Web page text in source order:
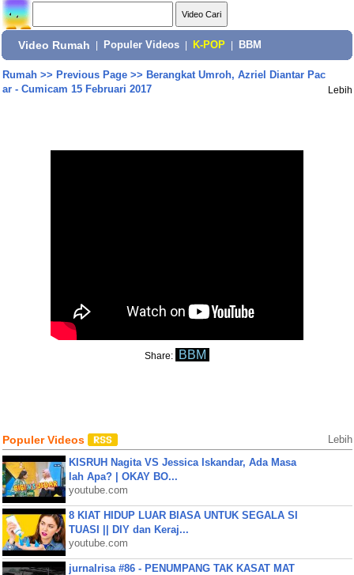
Video Rumah Populer Videos K-POP BBM
Rumah>> Previous Page>> Berangkat Umroh, Azriel Diantar Pac
ar - Cumicam 15 Februari 2017
Lebih
Share: BBM
Populer Videos Lebih
KISRUH Nagita VS Jessica Iskandar, Ada Masa
lah Apa? | OKAY BO...
youtube.com
8 KIAT HIDUP LUAR BIASA UNTUK SEGALA SI
TUASI || DIY dan Keraj...
youtube.com
jurnalrisa #86 - PENUMPANG TAK KASAT MAT